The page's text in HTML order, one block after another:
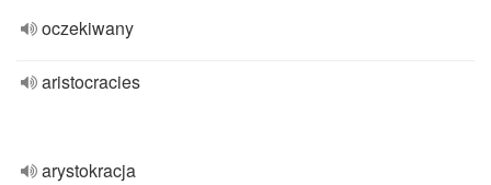
oczekiwany
aristocracies
arystokracja